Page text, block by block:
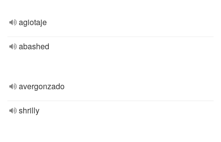
agiotaje
abashed
avergonzado
shrilly